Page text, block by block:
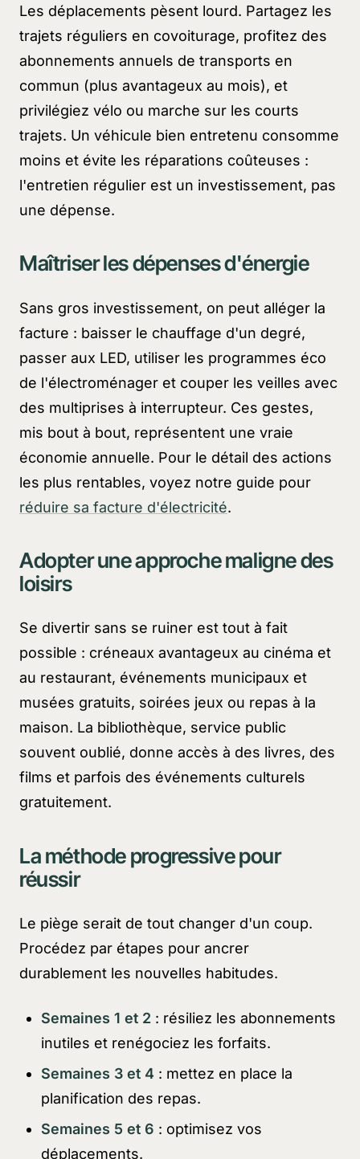
Les déplacements pèsent lourd. Partagez les
trajets réguliers en covoiturage, profitez des
abonnements annuels de transports en
commun (plus avantageux au mois), et
privilégiez vélo ou marche sur les courts
trajets. Un véhicule bien entretenu consomme
moins et évite les réparations coûteuses :
l'entretien régulier est un investissement, pas
une dépense.
Maîtriser les dépenses d'énergie
Sans gros investissement, on peut alléger la
facture : baisser le chauffage d'un degré,
passer aux LED, utiliser les programmes éco
de l'électroménager et couper les veilles avec
des multiprises à interrupteur. Ces gestes,
mis bout à bout, représentent une vraie
économie annuelle. Pour le détail des actions
les plus rentables, voyez notre guide pour
réduire sa facture d'électricité.
Adopter une approche maligne des
loisirs
Se divertir sans se ruiner est tout à fait
possible : créneaux avantageux au cinéma et
au restaurant, événements municipaux et
musées gratuits, soirées jeux ou repas à la
maison. La bibliothèque, service public
souvent oublié, donne accès à des livres, des
films et parfois des événements culturels
gratuitement.
La méthode progressive pour
réussir
Le piège serait de tout changer d'un coup.
Procédez par étapes pour ancrer
durablement les nouvelles habitudes.
Semaines 1 et 2 : résiliez les abonnements
inutiles et renégociez les forfaits.
Semaines 3 et 4 : mettez en place la
planification des repas.
Semaines 5 et 6 : optimisez vos
déplacements.